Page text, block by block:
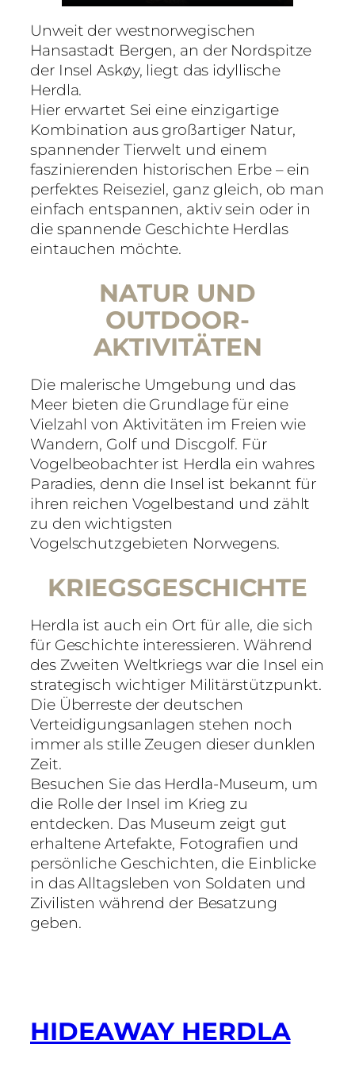
Unweit der westnorwegischen
Hansastadt Bergen, an der Nordspitze
der Insel Askøy, liegt das idyllische
Herdla.
Hier erwartet Sei eine einzigartige
Kombination aus großartiger Natur,
spannender Tierwelt und einem
faszinierenden historischen Erbe – ein
perfektes Reiseziel, ganz gleich, ob man
einfach entspannen, aktiv sein oder in
die spannende Geschichte Herdlas
eintauchen möchte.
NATUR UND
OUTDOOR-
AKTIVITÄTEN
Die malerische Umgebung und das
Meer bieten die Grundlage für eine
Vielzahl von Aktivitäten im Freien wie
Wandern, Golf und Discgolf. Für
Vogelbeobachter ist Herdla ein wahres
Paradies, denn die Insel ist bekannt für
ihren reichen Vogelbestand und zählt
zu den wichtigsten
Vogelschutzgebieten Norwegens.
KRIEGS­GESCHICHTE
Herdla ist auch ein Ort für alle, die sich
für Geschichte interessieren. Während
des Zweiten Weltkriegs war die Insel ein
strategisch wichtiger Militärstützpunkt.
Die Überreste der deutschen
Verteidigungsanlagen stehen noch
immer als stille Zeugen dieser dunklen
Zeit.
Besuchen Sie das Herdla-Museum, um
die Rolle der Insel im Krieg zu
entdecken. Das Museum zeigt gut
erhaltene Artefakte, Fotografien und
persönliche Geschichten, die Einblicke
in das Alltagsleben von Soldaten und
Zivilisten während der Besatzung
geben.
HIDEAWAY HERDLA